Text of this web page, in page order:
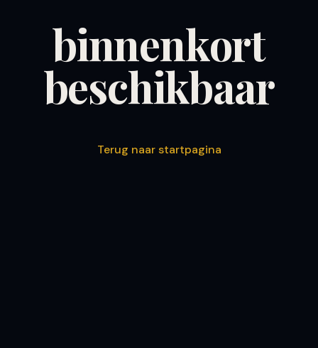
binnenkort
beschikbaar
Terug naar startpagina